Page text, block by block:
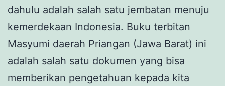
dahulu adalah salah satu jembatan menuju
kemerdekaan Indonesia. Buku terbitan
Masyumi daerah Priangan (Jawa Barat) ini
adalah salah satu dokumen yang bisa
memberikan pengetahuan kepada kita